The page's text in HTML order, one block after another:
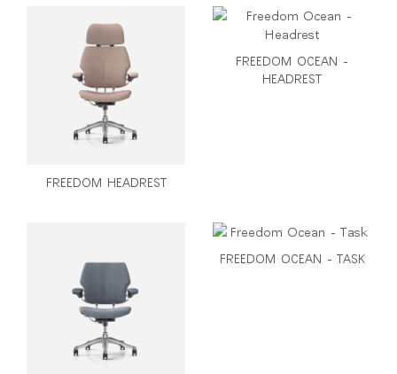
FREEDOM HEADREST
FREEDOM OCEAN -
HEADREST
FREEDOM OCEAN - TASK